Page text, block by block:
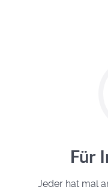
Für
Jeder hat mal